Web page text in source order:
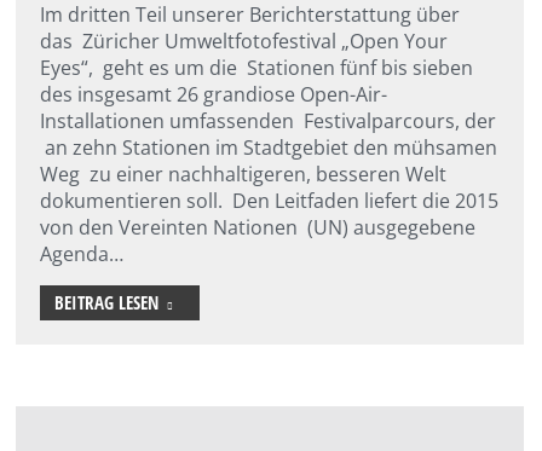
Im dritten Teil unserer Berichterstattung über
das Züricher Umweltfotofestival „Open Your
Eyes“, geht es um die Stationen fünf bis sieben
des insgesamt 26 grandiose Open-Air-
Installationen umfassenden Festivalparcours, der
an zehn Stationen im Stadtgebiet den mühsamen
Weg zu einer nachhaltigeren, besseren Welt
dokumentieren soll. Den Leitfaden liefert die 2015
von den Vereinten Nationen (UN) ausgegebene
Agenda…
BEITRAG LESEN